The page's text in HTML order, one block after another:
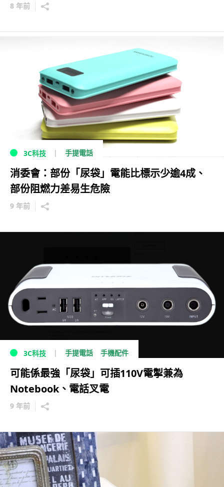
8 年前
3C科技 手提電話
消委會：部份「尿袋」電能比標示少逾4成、
部份阻燃力差易生危險
9 年前
3C科技 手提電話 手機配件
可能係最強「尿袋」可插110V電掣兼為
Notebook、電話叉電
9 年前